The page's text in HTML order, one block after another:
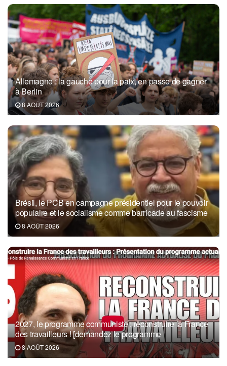
Allemagne : la gauche pour la paix, en passe de gagner
à Berlin
8 AOÛT 2026
Brésil, le PCB en campagne présidentiel pour le pouvoir
populaire et le socialisme comme barricade au fascisme
8 AOÛT 2026
2027, le programme communiste : reconstruire la France
des travailleurs ! [demandez le programme
8 AOÛT 2026